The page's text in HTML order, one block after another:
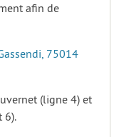
afin de
75014
(ligne 4) et
6).